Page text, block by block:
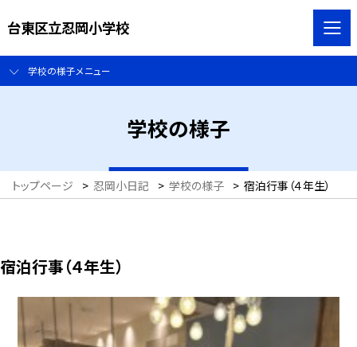
台東区立忍岡小学校
学校の様子メニュー
学校の様子
トップページ > 忍岡小日記 > 学校の様子 > 宿泊行事（４年生）
宿泊行事（４年生）